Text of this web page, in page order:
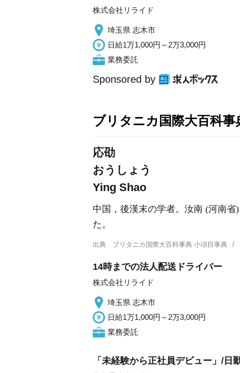
株式会社リライド
埼玉県 志木市
日給1万1,000円～2万3,000円
業務委託
Sponsored by
ブリタニカ国際大百科事
応劭
おうしょう
Ying Shao
中国，後漢末の学者。汝南 (河南
た。
出典 ブリタニカ国際大百科事典 小項目事典
14時までの法人配送ドライバー
株式会社リライド
埼玉県 志木市
日給1万1,000円～2万3,000円
業務委託
「未経験から正社員デビュー」/